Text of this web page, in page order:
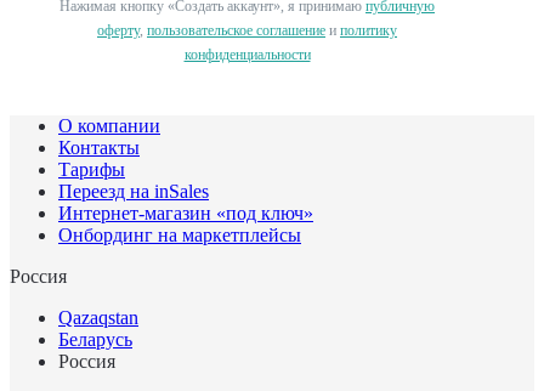
Нажимая кнопку «Создать аккаунт», я принимаю публичную
оферту, пользовательское соглашение и политику
конфиденциальности
О компании
Контакты
Тарифы
Переезд на inSales
Интернет-магазин «под ключ»
Онбординг на маркетплейсы
Россия
Qazaqstan
Беларусь
Россия